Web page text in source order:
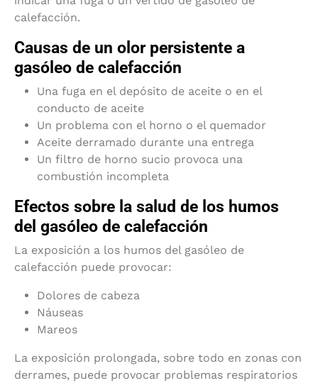
calefacción.
Causas de un olor persistente a
gasóleo de calefacción
Una fuga en el depósito de aceite o en el
conducto de aceite
Un problema con el horno o el quemador
Aceite derramado durante una entrega
Un filtro de horno sucio provoca una
combustión incompleta
Efectos sobre la salud de los humos
del gasóleo de calefacción
La exposición a los humos del gasóleo de
calefacción puede provocar:
Dolores de cabeza
Náuseas
Mareos
La exposición prolongada, sobre todo en zonas con
derrames, puede provocar problemas respiratorios